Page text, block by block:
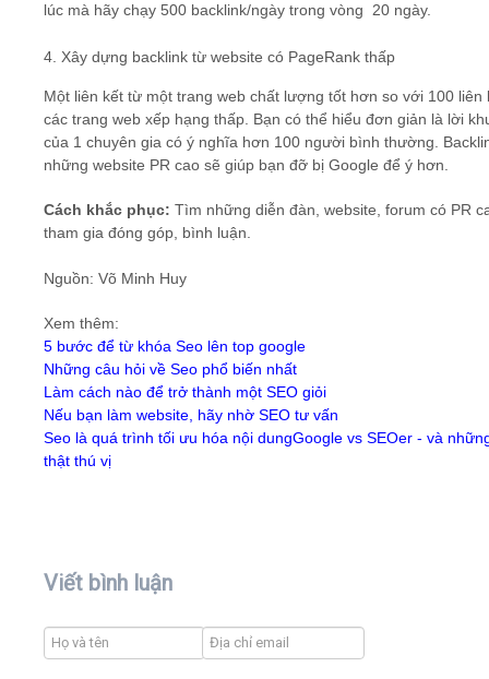
lúc mà hãy chạy 500 backlink/ngày trong vòng 20 ngày.
4. Xây dựng backlink từ website có PageRank thấp
Một liên kết từ một trang web chất lượng tốt hơn so với 100 liên
các trang web xếp hạng thấp. Bạn có thể hiểu đơn giản là lời
của 1 chuyên gia có ý nghĩa hơn 100 người bình thường.
những website PR cao sẽ giúp bạn đỡ bị Google để ý hơn.
Cách khắc phục: Tìm những diễn đàn, website, forum có PR
tham gia đóng góp, bình luận.
Nguồn: Võ Minh Huy
Xem thêm:
5 bước để từ khóa Seo lên top google
Những câu hỏi về Seo phổ biến nhất
Làm cách nào để trở thành một SEO giỏi
Nếu bạn làm website, hãy nhờ SEO tư vấn
Seo là quá trình tối ưu hóa nội dungGoogle vs SEOer - và
thật thú vị
Viết bình luận